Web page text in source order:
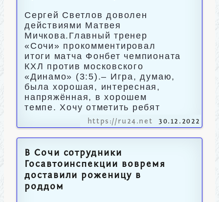
Сергей Светлов доволен
действиями Матвея
Мичкова.Главный тренер
«Сочи» прокомментировал
итоги матча Фонбет чемпионата
КХЛ против московского
«Динамо» (3:5).– Игра, думаю,
была хорошая, интересная,
напряжённая, в хорошем
темпе. Хочу отметить ребят
https://ru24.net 30.12.2022
В Сочи сотрудники
Госавтоинспекции вовремя
доставили роженицу в
роддом